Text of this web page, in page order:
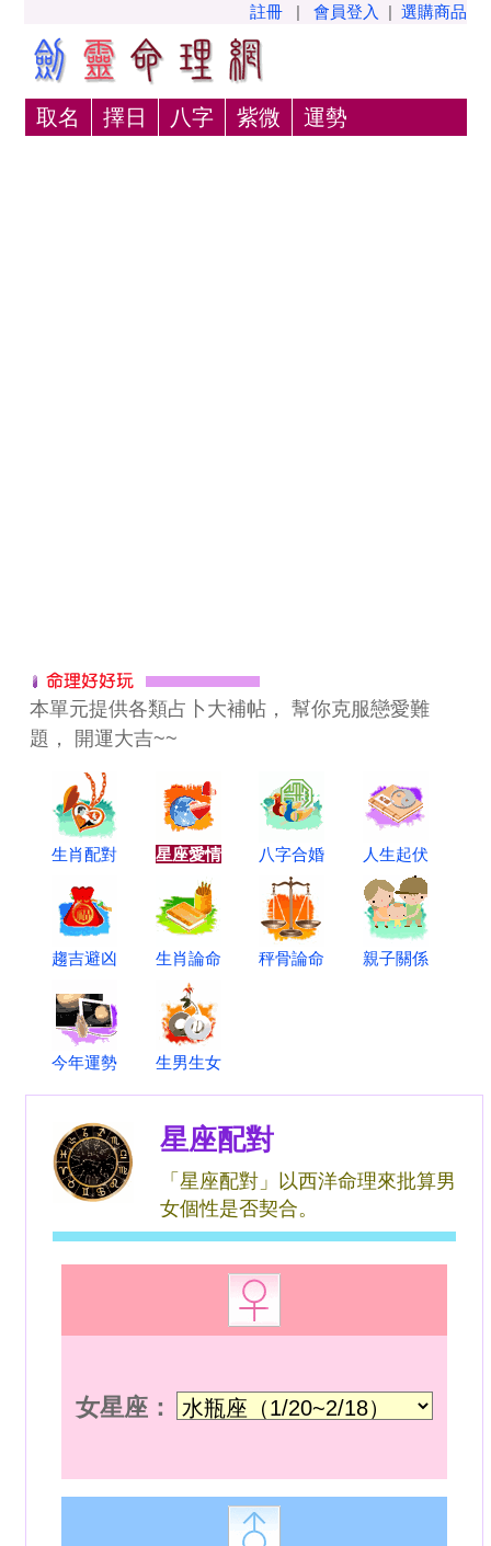
註冊 | 會員登入 | 選購商品
取名 擇日 八字 紫微 運勢
本單元提供各類占卜大補帖， 幫你克服戀愛難
題， 開運大吉~~
生肖配對 星座愛情 八字合婚 人生起伏
趨吉避凶 生肖論命 秤骨論命 親子關係
今年運勢 生男生女
星座配對
「星座配對」以西洋命理來批算男
女個性是否契合。
女星座：